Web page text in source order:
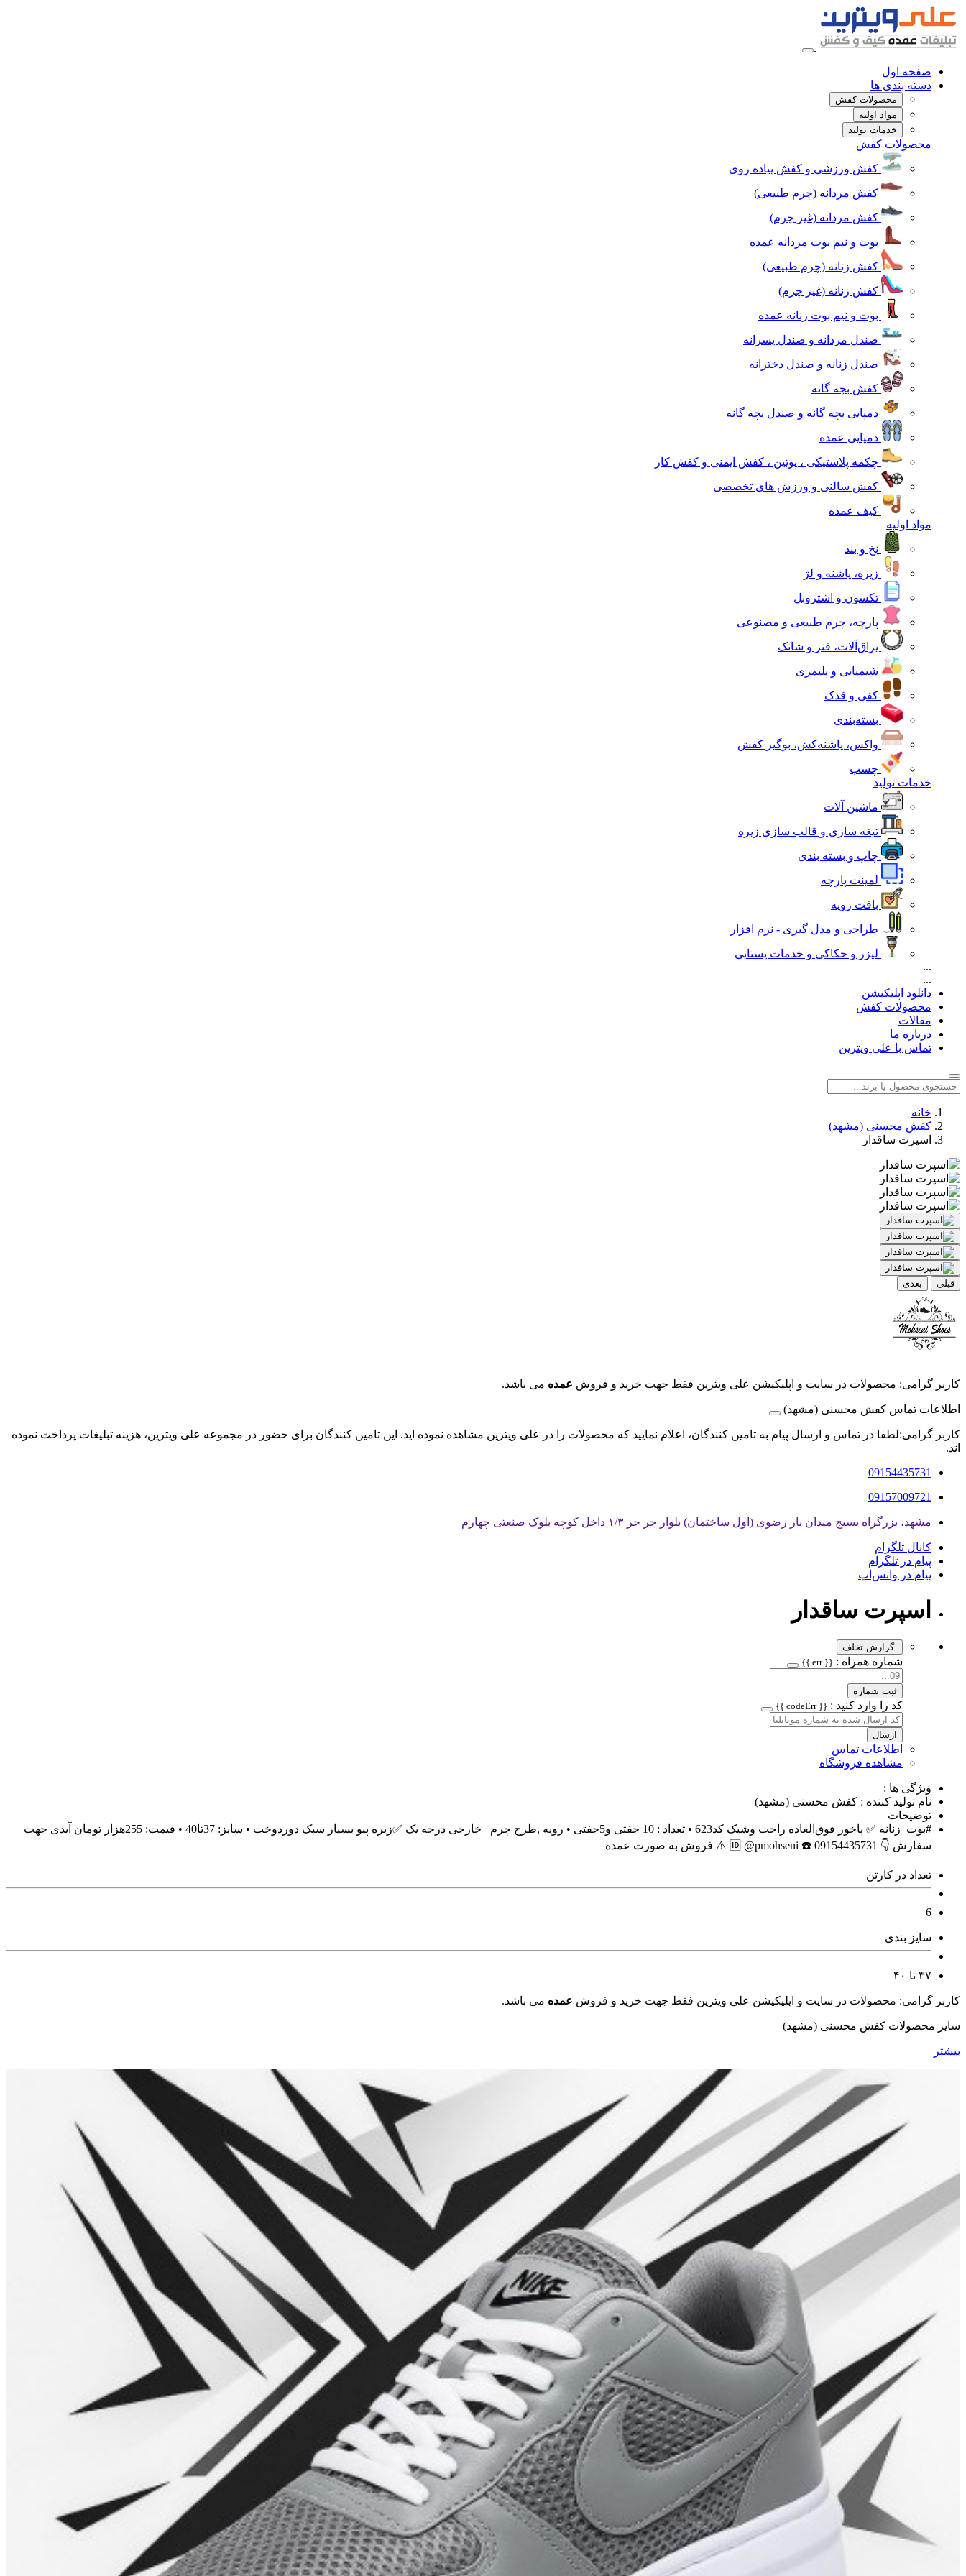
صفحه اول
دسته بندی ها
محصولات کفش
مواد اولیه
خدمات تولید
محصولات کفش
کفش ورزشی و کفش پیاده روی
کفش مردانه (چرم طبیعی)
کفش مردانه (غیر چرم)
بوت و نیم بوت مردانه عمده
کفش زنانه (چرم طبیعی)
کفش زنانه (غیر چرم)
بوت و نیم بوت زنانه عمده
صندل مردانه و صندل پسرانه
صندل زنانه و صندل دخترانه
کفش بچه گانه
دمپایی بچه گانه و صندل بچه گانه
دمپایی عمده
چکمه پلاستیکی ، پوتین ، کفش ایمنی و کفش کار
کفش سالنی و ورزش های تخصصی
کیف عمده
مواد اولیه
نخ و بند
زیره، پاشنه و لژ
تکسون و اشتروبل
پارچه، چرم طبیعی و مصنوعی
یراق‌آلات، فنر و شانک
شیمیایی و پلیمری
کفی و قدک
بسته‌بندی
واکس، پاشنه‌کش، بوگیر کفش
چسب
خدمات تولید
ماشین آلات
تیغه سازی و قالب سازی زیره
چاپ و بسته بندی
لمینت پارچه
بافت رویه
طراحی و مدل گیری - نرم افزار
لیزر و حکاکی و خدمات پستایی
...
...
دانلود اپلیکیشن
محصولات کفش
مقالات
درباره ما
تماس با علی ویترین
خانه
کفش محسنی (مشهد)
اسپرت ساقدار
قبلی بعدی
کاربر گرامی: محصولات در سایت و اپلیکیشن علی ویترین فقط جهت خرید و فروش عمده می باشد.
اطلاعات تماس کفش محسنی (مشهد)
کاربر گرامی:لطفا در تماس و ارسال پیام به تامین کنندگان، اعلام نمایید که محصولات را در علی ویترین مشاهده نموده اید. این تامین کنندگان برای حضور در مجموعه علی ویترین، هزینه تبلیغات پرداخت نموده
اند.
09154435731
09157009721
مشهد، بزرگراه بسیج میدان بار رضوی (اول ساختمان) بلوار حر حر ۱/۳ داخل کوچه بلوک صنعتی چهارم
کانال تلگرام
پیام در تلگرام
پیام در واتس‌اپ
اسپرت ساقدار
گزارش تخلف
شماره همراه : {{ err }}
ثبت شماره
کد را وارد کنید : {{ codeErr }}
ارسال
اطلاعات تماس
مشاهده فروشگاه
ویژگی ها :
نام تولید کننده : کفش محسنی (مشهد)
توضیحات
#بوت_زنانه ✅ پاخور فوق‌العاده راحت وشیک کد623 • تعداد : 10 جفتی و5جفتی • رویه ,طرح چرم خارجی درجه یک ✅️زیره پیو بسیار سبک دوردوخت • سایز: 37تا40 • قیمت: 255هزار تومان آیدی جهت
سفارش 👇 🆔️ @pmohseni ☎️ 09154435731 ⚠️ فروش به صورت عمده
تعداد در کارتن
6
سایز بندی
۳۷ تا ۴۰
کاربر گرامی: محصولات در سایت و اپلیکیشن علی ویترین فقط جهت خرید و فروش عمده می باشد.
سایر محصولات کفش محسنی (مشهد)
بیشتر